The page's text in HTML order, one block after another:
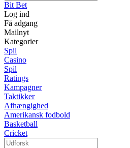
Bit Bet
Log ind
Få adgang
Mailnyt
Kategorier
Spil
Casino
Spil
Ratings
Kampagner
Taktikker
Afhængighed
Amerikansk fodbold
Basketball
Cricket